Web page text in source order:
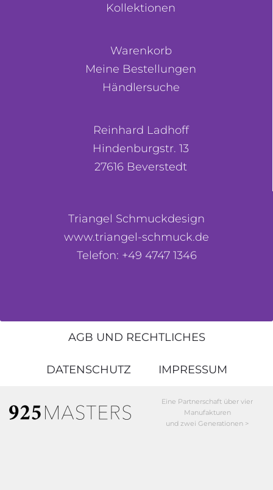
Kollektionen
Warenkorb
Meine Bestellungen
Händlersuche
Reinhard Ladhoff
Hindenburgstr. 13
27616 Beverstedt
Triangel Schmuckdesign
www.triangel-schmuck.de
Telefon: +49 4747 1346
AGB UND RECHTLICHES
DATENSCHUTZ IMPRESSUM
Eine Partnerschaft über vier
Manufakturen
und zwei Generationen >